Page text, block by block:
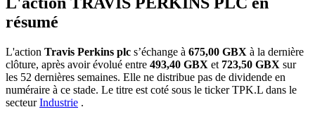
résumé
L'action Travis Perkins plc s’échange à 675,00 GBX à la dernière
clôture, après avoir évolué entre 493,40 GBX et 723,50 GBX sur
les 52 dernières semaines. Elle ne distribue pas de dividende en
numéraire à ce stade. Le titre est coté sous le tickerTPK.L dans le
secteurIndustrie .